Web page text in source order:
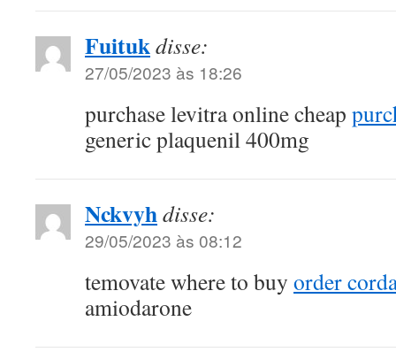
Fuitukdisse:
27/05/2023 às 18:26
purchase levitra online cheap
generic plaquenil 400mg
Nckvyhdisse:
29/05/2023 às 08:12
temovate where to buy order
amiodarone